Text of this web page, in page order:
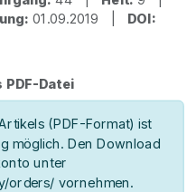
01.09.2019 | DOI:
PDF-Datei
(PDF-Format) ist
möglich. Den Download
unter
orders/ vornehmen.